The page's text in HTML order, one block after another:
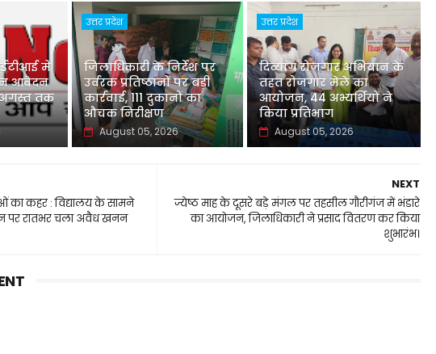
में
आवेदन
अगस्त तक
उत्तर प्रदेश
जिलाधिकारी के निर्देश पर
उर्वरक प्रतिष्ठानों पर बड़ी
कार्रवाई, 111 दुकानों का
औचक निरीक्षण
August 05, 2026
उत्तर प्रदेश
दिव्यांग रोजगार अभियान के
तहत रोजगार मेले का
आयोजन, 44 अभ्यर्थियों ने
किया प्रतिभाग
August 05, 2026
NEXT
ज्येष्ठ माह के दूसरे बड़े मंगल पर तहसील गौरीगंज में भंडारे
का आयोजन, जिलाधिकारी ने प्रसाद वितरण कर किया
शुभारंभ।
कहर : विद्यालय के सामने
पर रातभर चला अवैध खनन